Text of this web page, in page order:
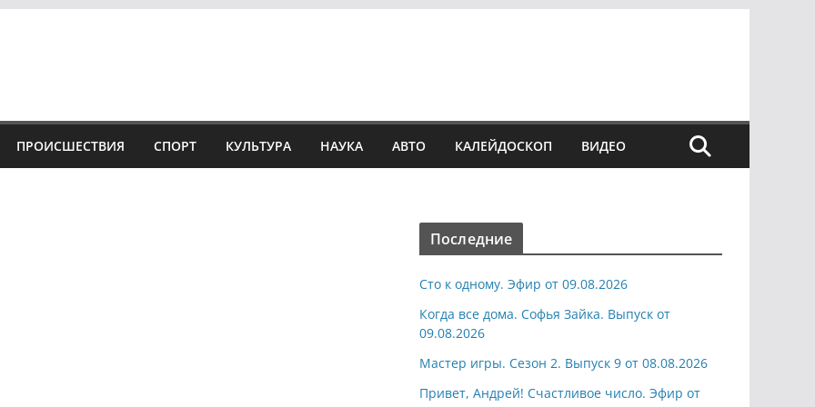
ПРОИСШЕСТВИЯ СПОРТ КУЛЬТУРА НАУКА АВТО КАЛЕЙДОСКОП ВИДЕО
Последние
Сто к одному. Эфир от 09.08.2026
Когда все дома. Софья Зайка. Выпуск от
09.08.2026
Мастер игры. Сезон 2. Выпуск 9 от 08.08.2026
Привет, Андрей! Счастливое число. Эфир от